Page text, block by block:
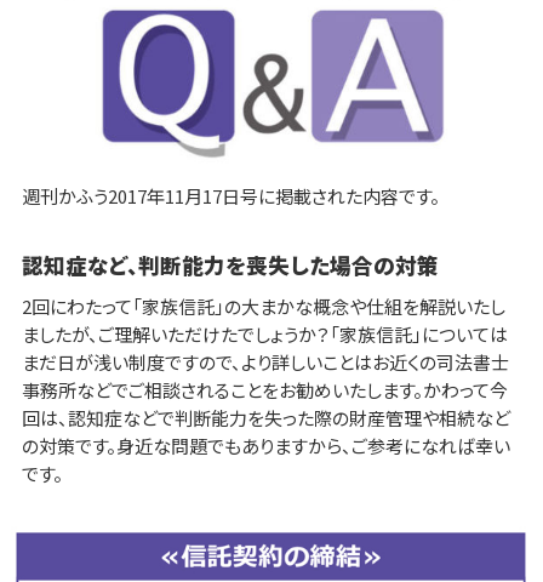
週刊かふう2017年11月17日号に掲載された内容です。
認知症など、判断能力を喪失した場合の対策
2回にわたって「家族信託」の大まかな概念や仕組を解説いたし
ましたが、ご理解いただけたでしょうか？「家族信託」については
まだ日が浅い制度ですので、より詳しいことはお近くの司法書士
事務所などでご相談されることをお勧めいたします。かわって今
回は、認知症などで判断能力を失った際の財産管理や相続など
の対策です。身近な問題でもありますから、ご参考になれば幸い
です。